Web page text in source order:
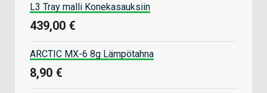
L3 Tray malli Konekasauksiin
439,00 €
ARCTIC MX-6 8g Lämpötahna
8,90 €